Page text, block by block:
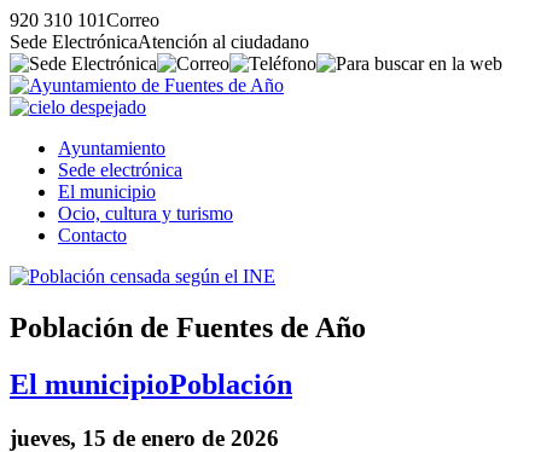
920 310 101Correo
Sede ElectrónicaAtención al ciudadano
Ayuntamiento
Sede electrónica
El municipio
Ocio, cultura y turismo
Contacto
Población de Fuentes de Año
El municipioPoblación
jueves, 15 de enero de 2026